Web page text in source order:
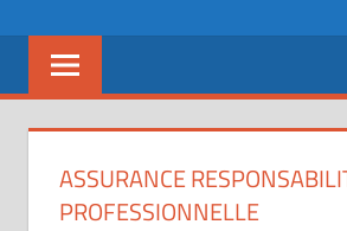
ASSURANCE
PROFESSIONNELLE